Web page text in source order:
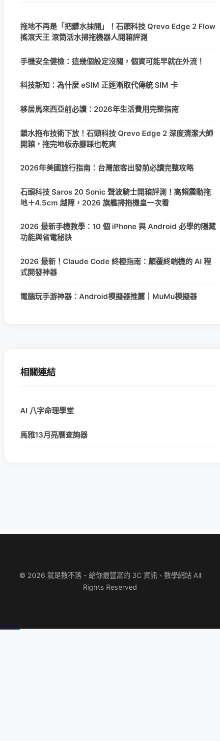
拖地不再是「把髒水抹開」！石頭科技 Qrevo Edge 2 Flow
搖滾天王 滾筒活水掃拖機器人開箱評測
手機安全健檢：這幾個設定沒關，個資可能早就在外流！
科技新知：為什麼 eSIM 正逐漸取代傳統 SIM 卡
移居馬來西亞前必讀：2026年生活費用完整指南
鎖水拖布技術下放！石頭科技 Qrevo Edge 2 深度清潔大師
開箱，拖完地板赤腳踩也乾爽
2026年美國旅行指南：台灣旅客出發前必讀完整攻略
石頭科技 Saros 20 Sonic 聲波騎士開箱評測！高頻震動拖
地＋4.5cm 越障，2026 旗艦掃拖機皇一次看
2026 最新手機教學：10 個 iPhone 與 Android 必學的隱藏
功能與省電秘訣
2026 最新！Claude Code 終極指南：顛覆終端機的 AI 程
式開發神器
電腦玩手游神器：Android模擬器推薦｜MuMu模擬器
相關連結
AI 八字命理學堂
馬雅13月亮曆查詢器
© 2026 就是教不落 - 給你最豐富的 3C 資訊、教學網站 All
Rights Reserved